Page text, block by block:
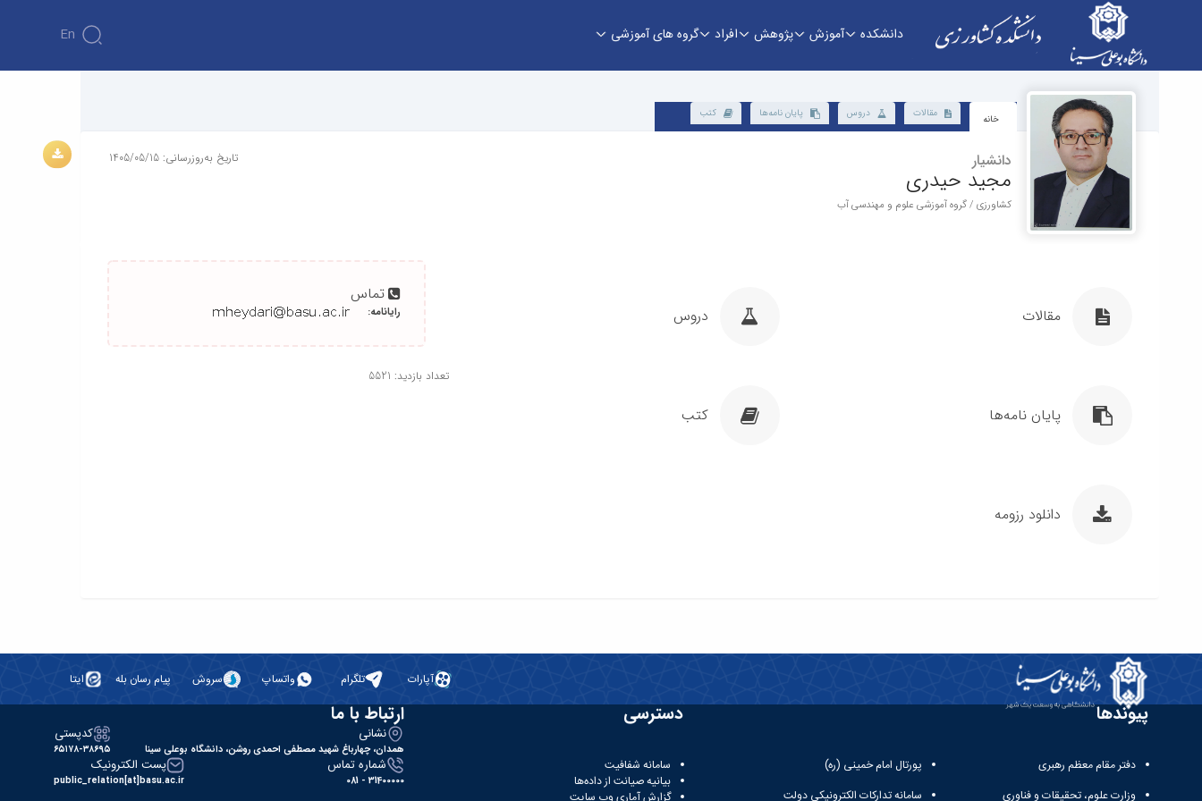
دانشکده آموزش پژوهش افراد گروه های آموزشی En
خانه مقالات دروس پایان نامه‌ها کتب
دانشیار تاریخ به‌روزرسانی: 1405/05/15
مجید حیدری
کشاورزی / گروه آموزشی علوم و مهندسی آب
تماس
رایانامه:
تعداد بازدید: 5521
مقالات دروس
پایان نامه‌ها کتب
دانلود رزومه
آپارات تلگرام واتساپ سروش پیام رسان بله ایتا
پیوندها
دفتر مقام معظم رهبری
وزارت علوم، تحقیقات و فناوری
پورتال امام خمینی (ره)
سامانه تدارکات الکترونیکی دولت
دسترسی
سامانه شفافیت
بیانیه صیانت از داده‌ها
ارتباط با ما
نشانی
همدان، چهارباغ شهید مصطفی احمدی روشن، دانشگاه بوعلی سینا
کدپستی
۶۵۱۷۸-۳۸۶۹۵
شماره تماس
31400000 - 081
پست الکترونیک
public_relation[at]basu.ac.ir